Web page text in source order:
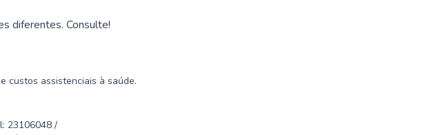
diferentes. Consulte!
custos assistenciais à saúde.
23106048 /